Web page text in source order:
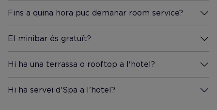
Fins a quina hora puc demanar room service?
Més Informació
El minibar és gratuït?
Més Informació
Hi ha una terrassa o rooftop a l'hotel?
Més Informació
Hi ha servei d'Spa a l'hotel?
Més Informació